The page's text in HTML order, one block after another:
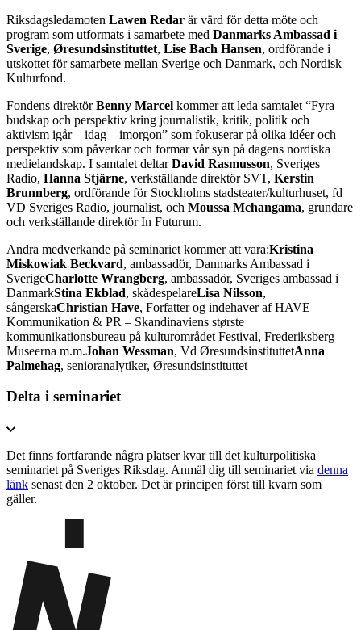
Riksdagsledamoten Lawen Redar är värd för detta möte och
program som utformats i samarbete med Danmarks Ambassad i
Sverige, Øresundsinstituttet, Lise Bach Hansen, ordförande i
utskottet för samarbete mellan Sverige och Danmark, och Nordisk
Kulturfond.
Fondens direktörBenny Marcel kommer att leda samtalet “Fyra
budskap och perspektiv kring journalistik, kritik, politik och
aktivism igår – idag – imorgon” som fokuserar på olika idéer och
perspektiv som påverkar och formar vår syn på dagens nordiska
medielandskap. I samtalet deltarDavid Rasmusson, Sveriges
Radio, Hanna Stjärne, verkställande direktör SVT, Kerstin
Brunnberg, ordförande för Stockholms stadsteater/kulturhuset, fd
VD Sveriges Radio, journalist, och Moussa Mchangama, grundare
och verkställande direktör In Futurum.
Andra medverkande på seminariet kommer att vara:Kristina
Miskowiak Beckvard, ambassadör, Danmarks Ambassad i
SverigeCharlotte Wrangberg, ambassadör, Sveriges ambassad i
DanmarkStina Ekblad, skådespelareLisa Nilsson,
sångerskaChristian Have, Forfatter og indehaver af HAVE
Kommunikation & PR – Skandinaviens største
kommunikationsbureau på kulturområdet Festival, Frederiksberg
Museerna m.m.Johan Wessman, Vd ØresundsinstituttetAnna
Palmehag, senioranalytiker, Øresundsinstituttet
Delta i seminariet
Det finns fortfarande några platser kvar till det kulturpolitiska
seminariet på Sveriges Riksdag. Anmäl dig till seminariet via denna
länk senast den 2 oktober. Det är principen först till kvarn som
gäller.